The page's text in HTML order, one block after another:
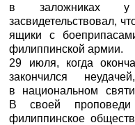
в заложниках у
засвидетельствовал,
ящики с
филиппинской армии.
29 июля, когда
закончился
в национальном
В своей
филиппинское